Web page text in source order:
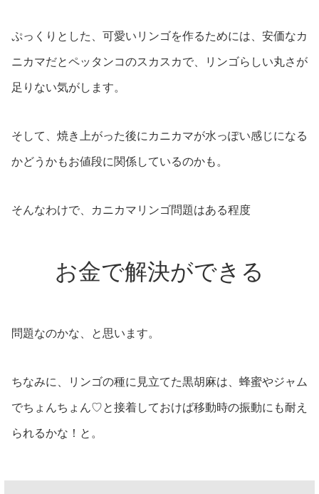
ぷっくりとした、可愛いリンゴを作るためには、安価なカ
ニカマだとペッタンコのスカスカで、リンゴらしい丸さが
足りない気がします。
そして、焼き上がった後にカニカマが水っぽい感じになる
かどうかもお値段に関係しているのかも。
そんなわけで、カニカマリンゴ問題はある程度
お金で解決ができる
問題なのかな、と思います。
ちなみに、リンゴの種に見立てた黒胡麻は、蜂蜜やジャム
でちょんちょん♡︎と接着しておけば移動時の振動にも耐え
られるかな！と。